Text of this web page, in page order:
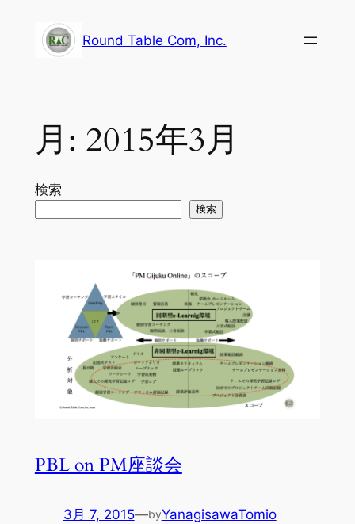
Round Table Com, Inc.
月: 2015年3月
検索
検索
PBL on PM座談会
3月 7, 2015—byYanagisawaTomio